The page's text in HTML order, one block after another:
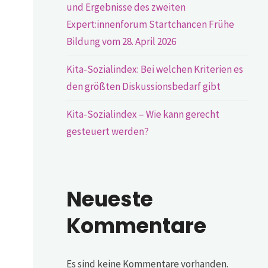
und Ergebnisse des zweiten
Expert:innenforum Startchancen Frühe
Bildung vom 28. April 2026
Kita-Sozialindex: Bei welchen Kriterien es
den größten Diskussionsbedarf gibt
Kita-Sozialindex – Wie kann gerecht
gesteuert werden?
Neueste
Kommentare
Es sind keine Kommentare vorhanden.